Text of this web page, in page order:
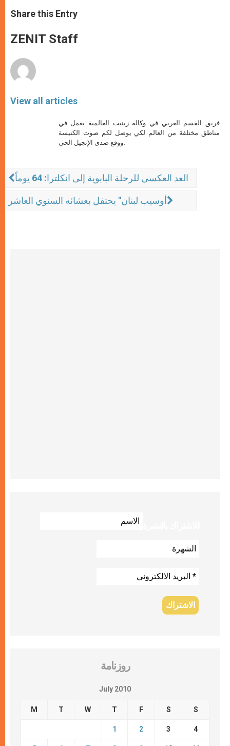
t
s
p
p
s
e
g
e
e
b
o
k
Share this Entry
ZENIT Staff
View all articles
فريق القسم العربي في وكالة زينيت العالمية يعمل في
مناطق مختلفة من العالم لكي يوصل لكم صوت الكنيسة
ووقع صدى الإنجيل الحي.
العد العكسي للرحلة البابوية إلى انكلترا: 64 يوماً
أوسيب لبنان" يحتفل بعشائه السنوي العاشر
روزنامة
July 2010
M T W T F S S
1 2 3 4